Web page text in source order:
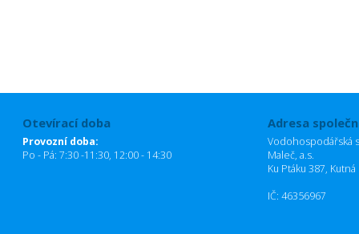
Otevírací doba
Provozní doba:
Po - Pá: 7:30 -11:30, 12:00 - 14:30
Adresa
Vodohospodářská
Maleč, a.s.
Ku Ptáku 387,
IČ: 46356967